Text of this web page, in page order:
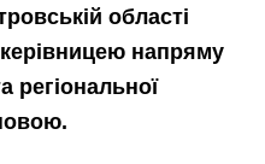
області
напряму
регіональної